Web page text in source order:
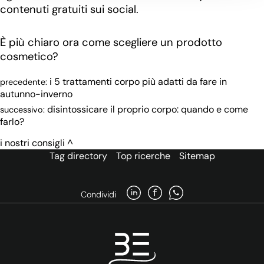
contenuti gratuiti sui social.
È più chiaro ora come scegliere un prodotto
cosmetico?
precedente: i 5 trattamenti corpo più adatti da fare in
autunno-inverno
successivo: disintossicare il proprio corpo: quando e come
farlo?
i nostri consigli
Tag directory
Top ricerche Sitemap
Condividi